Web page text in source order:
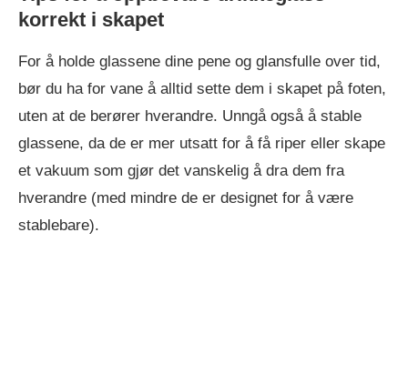
korrekt i skapet
For å holde glassene dine pene og glansfulle over tid,
bør du ha for vane å alltid sette dem i skapet på foten,
uten at de berører hverandre. Unngå også å stable
glassene, da de er mer utsatt for å få riper eller skape
et vakuum som gjør det vanskelig å dra dem fra
hverandre (med mindre de er designet for å være
stablebare).